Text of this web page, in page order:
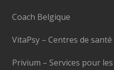
Coach Belgique
VitaPsy – Centres de
Privium – Services pour